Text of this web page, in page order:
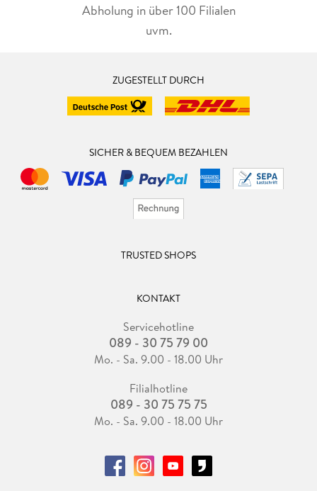
Abholung in über 100 Filialen
uvm.
ZUGESTELLT DURCH
SICHER & BEQUEM BEZAHLEN
TRUSTED SHOPS
KONTAKT
Servicehotline
089 - 30 75 79 00
Mo. - Sa. 9.00 - 18.00 Uhr
Filialhotline
089 - 30 75 75 75
Mo. - Sa. 9.00 - 18.00 Uhr